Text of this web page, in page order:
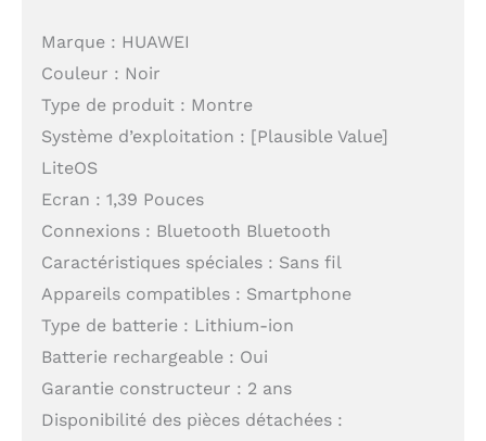
Marque : HUAWEI
Couleur : Noir
Type de produit : Montre
Système d’exploitation : [Plausible Value]
LiteOS
Ecran : 1,39 Pouces
Connexions : Bluetooth Bluetooth
Caractéristiques spéciales : Sans fil
Appareils compatibles : Smartphone
Type de batterie : Lithium-ion
Batterie rechargeable : Oui
Garantie constructeur : 2 ans
Disponibilité des pièces détachées :